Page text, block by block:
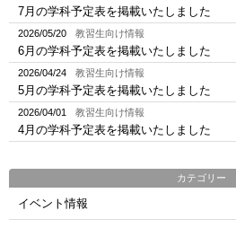
7月の学科予定表を掲載いたしました
2026/05/20 教習生向け情報
6月の学科予定表を掲載いたしました
2026/04/24 教習生向け情報
5月の学科予定表を掲載いたしました
2026/04/01 教習生向け情報
4月の学科予定表を掲載いたしました
カテゴリー
イベント情報